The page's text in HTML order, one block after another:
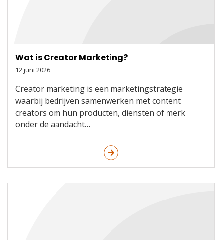
Wat is Creator Marketing?
12 juni 2026
Creator marketing is een marketingstrategie
waarbij bedrijven samenwerken met content
creators om hun producten, diensten of merk
onder de aandacht…